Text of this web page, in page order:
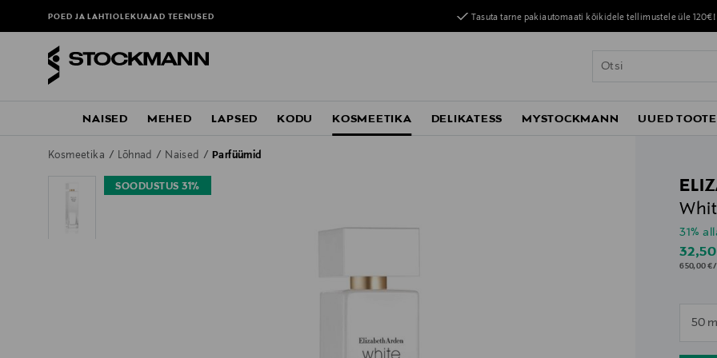
POED JA LAHTIOLEKUAJADTEENUSED Tasuta tarne pakiautomaati kõikidele tellimustele üle 120€!
NAISED MEHED LAPSED KODU KOSMEETIKA DELIKATESS MYSTOCKMANN UUED
Kosmeetika Lõhnad Naised Parfüümid
SOODUSTUS 31%
31%
650,00 €/
50